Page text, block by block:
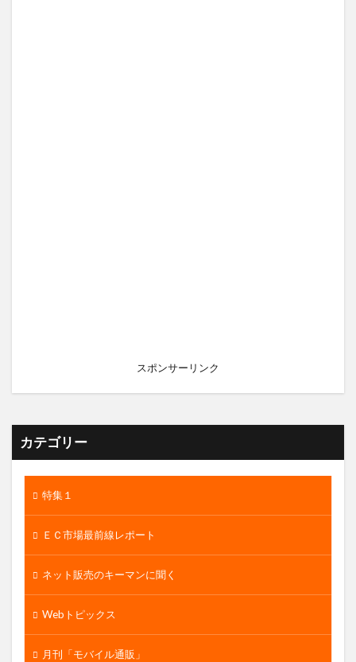
スポンサーリンク
カテゴリー
特集１
ＥＣ市場最前線レポート
ネット販売のキーマンに聞く
Webトピックス
月刊「モバイル通販」